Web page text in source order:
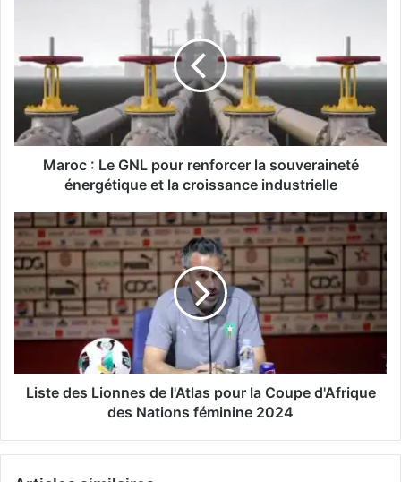
pour
renforcer
souveraineté
énergétique
industrielle
Maroc : Le GNL pour renforcer la souveraineté
énergétique et la croissance industrielle
Liste
des
Lionnes
de
l'Atlas
pour
la
d'Afrique
desListe des Lionnes de l'Atlas pour la Coupe d'Afrique
des Nations féminine 2024